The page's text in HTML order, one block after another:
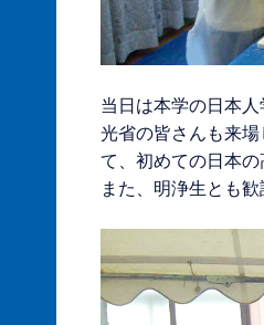
当日は本学の日本
光省の皆さんも来
て、初めての日本の
また、明浄生とも